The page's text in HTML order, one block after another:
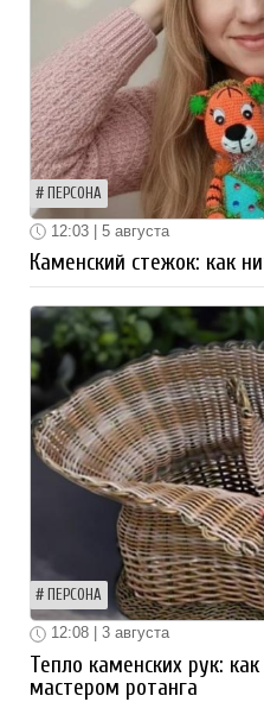
ПЕРСОНА
12:03 | 5 августа
Каменский стежок: как
ПЕРСОНА
12:08 | 3 августа
Тепло каменских рук:
мастером ротанга